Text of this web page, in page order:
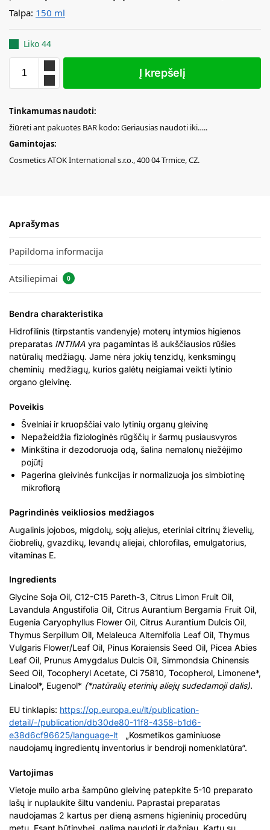
Talpa: 150 ml
Liko 44
Į krepšelį
Tinkamumas naudoti:
žiūrėti ant pakuotės BAR kodo: Geriausias naudoti iki…..
Gamintojas:
Cosmetics ATOK International s.r.o., 400 04 Trmice, CZ.
Aprašymas
Papildoma informacija
Atsiliepimai 0
Bendra charakteristika
Hidrofilinis (tirpstantis vandenyje) moterų intymios higienos
preparatas INTIMA yra pagamintas iš aukščiausios rūšies
natūralių medžiagų. Jame nėra jokių tenzidų, kenksmingų
cheminių medžiagų, kurios galėtų neigiamai veikti lytinio
organo gleivinę.
Poveikis
Švelniai ir kruopščiai valo lytinių organų gleivinę
Nepažeidžia fiziologinės rūgščių ir šarmų pusiausvyros
Minkština ir dezodoruoja odą, šalina nemalonų niežėjimo
pojūtį
Pagerina gleivinės funkcijas ir normalizuoja jos simbiotinę
mikroflorą
Pagrindinės veikliosios medžiagos
Augalinis jojobos, migdolų, sojų aliejus, eteriniai citrinų žievelių,
čiobrelių, gvazdikų, levandų aliejai, chlorofilas, emulgatorius,
vitaminas E.
Ingredients
Glycine Soja Oil, C12-C15 Pareth-3, Citrus Limon Fruit Oil,
Lavandula Angustifolia Oil, Citrus Aurantium Bergamia Fruit Oil,
Eugenia Caryophyllus Flower Oil, Citrus Aurantium Dulcis Oil,
Thymus Serpillum Oil, Melaleuca Alternifolia Leaf Oil, Thymus
Vulgaris Flower/Leaf Oil, Pinus Koraiensis Seed Oil, Picea Abies
Leaf Oil, Prunus Amygdalus Dulcis Oil, Simmondsia Chinensis
Seed Oil, Tocopheryl Acetate, Ci 75810, Tocopherol, Limonene*,
Linalool*, Eugenol* (*natūralių eterinių aliejų sudedamoji dalis).
EU tinklapis: https://op.europa.eu/lt/publication-
detail/-/publication/db30de80-11f8-4358-b1d6-
e38d6cf96625/language-lt „Kosmetikos gaminiuose
naudojamų ingredientų inventorius ir bendroji nomenklatūra“.
Vartojimas
Vietoje muilo arba šampūno gleivinę patepkite 5-10 preparato
lašų ir nuplaukite šiltu vandeniu. Paprastai preparatas
naudojamas 2 kartus per dieną asmens higieninių procedūrų
metu. Esant būtinybei, galima naudoti ir dažniau. Kartu su